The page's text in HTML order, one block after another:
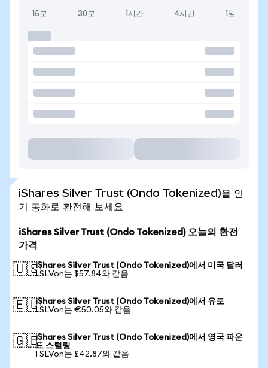
15분 30분 1시간 4시간 1일
iShares Silver Trust (Ondo Tokenized)을 인
기 통화로 환전해 보세요
iShares Silver Trust (Ondo Tokenized) 오늘의 환전
가격
🇺🇸iShares Silver Trust (Ondo Tokenized)에서 미국 달러
1 SLVon는 $57.84와 같음
🇪🇺iShares Silver Trust (Ondo Tokenized)에서 유로
1 SLVon는 €50.05와 같음
🇬🇧iShares Silver Trust (Ondo Tokenized)에서 영국 파운
드 스털링
1 SLVon는 £42.87와 같음